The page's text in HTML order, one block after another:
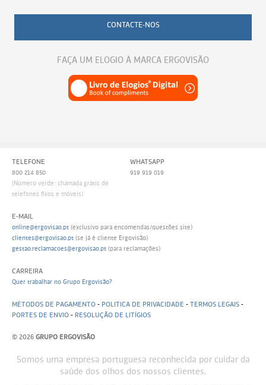
CONTACTE-NOS
FAÇA UM ELOGIO À MARCA ERGOVISÃO
TELEFONE
800 214 850
(Número verde: chamada grátis de
telefones fixos e móveis)
WHATSAPP
919 919 019
E-MAIL
online@ergovisao.pt (exclusivo para encomendas/questões site)
clientes@ergovisao.pt (se já é cliente Ergovisão)
gestao.reclamacoes@ergovisao.pt (para reclamações)
CARREIRA
Quer trabalhar no Grupo Ergovisão?
MÉTODOS DE PAGAMENTO - POLITICA DE PRIVACIDADE - TERMOS LEGAIS -
PORTES DE ENVIO - RESOLUÇÃO DE LITÍGIOS
© 2026 GRUPO ERGOVISÃO
Somos uma empresa portuguesa reconhecida por cuidar da
saúde dos olhos dos nossos clientes.